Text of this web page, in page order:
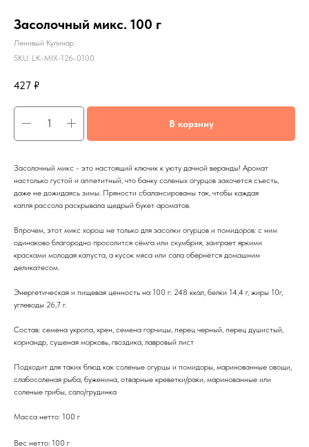
Засолочный микс. 100 г
Ленивый Кулинар
SKU: LK-MIX-126-0100
427 ₽
В корзину
Засолочный микс - это настоящий ключик к уюту дачной веранды! Аромат
настолько густой и аппетитный, что банку соленых огурцов захочется съесть,
даже не дожидаясь зимы. Пряности сбалансированы так, чтобы каждая
капля рассола раскрывала щедрый букет ароматов.
Впрочем, этот микс хорош не только для засолки огурцов и помидоров: с ним
одинаково благородно просолится сёмга или скумбрия, заиграет яркими
красками молодая капуста, а кусок мяса или сала обернётся домашним
деликатесом.
Энергетическая и пищевая ценность на 100 г: 248 ккал, белки 14,4 г, жиры 10г,
углеводы 26,7 г.
Состав: семена укропа, хрен, семена горчицы, перец черный, перец душистый,
кориандр, сушеная морковь, гвоздика, лавровый лист
Подходит для таких блюд как соленые огурцы и помидоры, маринованные овощи,
слабосоленая рыба, буженина, отварные креветки/раки, маринованные или
соленые грибы, сало/грудинка
Масса нетто: 100 г
Вес нетто: 100 г